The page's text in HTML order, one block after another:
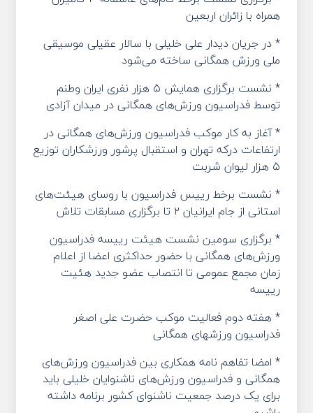
همراه با زائران اربعین
* در جریان دیدار علی خلیلی با سالار عقیلی موسیقی
ملی ورزش همگانی ساخته می‌شود
* نشست برگزاری همایش ۵ هزار نفری ایران وطنم
توسط فدراسیون ورزش‌های همگانی در میدان آزادی
* آغاز به کار موکب فدراسیون ورزش‌های همگانی در
ارتفاعات درکه تهران و استقبال پرشور ورزشکاران توزیع
۵ هزار لیوان شربت
* نشست برخط رییس فدراسیون با روسای هیئت‌های
استانی از جام‌ ایرانیان ۲ تا برگزاری مسابقات تلاش
* برگزاری سومین نشست هیئت رییسه فدراسیون
ورزش‌های همگانی با حضور حداکثری اعضا از اعلام
زمان مجمع عمومی تا انتصاب عضو جدید هئیت
رییسه
* هفته دوم فعالیت موکب حضرت علی اصغر
فدراسیون ورزشهای همگانی
* امضا تفاهم نامه همکاری بین فدراسیون ورزش‌های
همگانی و فدراسیون ورزش‌های ناشنوایان خلیلی باید
برای یک درصد جمعیت ناشنوای کشور برنامه داشته